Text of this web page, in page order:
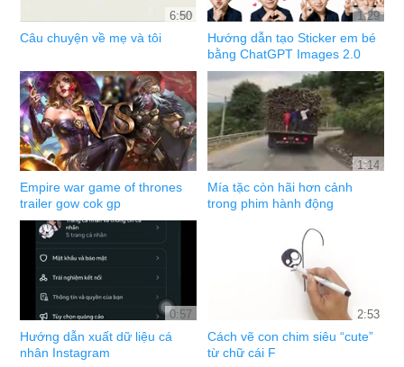
6:50
Câu chuyện về mẹ và tôi
1:29
Hướng dẫn tạo Sticker em bé
bằng ChatGPT Images 2.0
Empire war game of thrones
trailer gow cok gp
1:14
Mía tặc còn hãi hơn cảnh
trong phim hành động
0:57
Hướng dẫn xuất dữ liệu cá
nhân Instagram
2:53
Cách vẽ con chim siêu “cute”
từ chữ cái F